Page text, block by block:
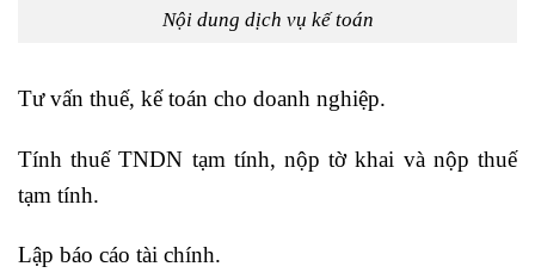
Nội dung dịch vụ kế toán
Tư vấn thuế, kế toán cho doanh nghiệp.
Tính thuế TNDN tạm tính, nộp tờ khai và nộp thuế
tạm tính.
Lập báo cáo tài chính.